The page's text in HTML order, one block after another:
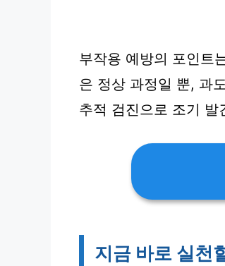
부작용 예방의 포인트
은 정상 과정일 뿐, 과
추적 검진으로 조기 발
지금 바로 실천